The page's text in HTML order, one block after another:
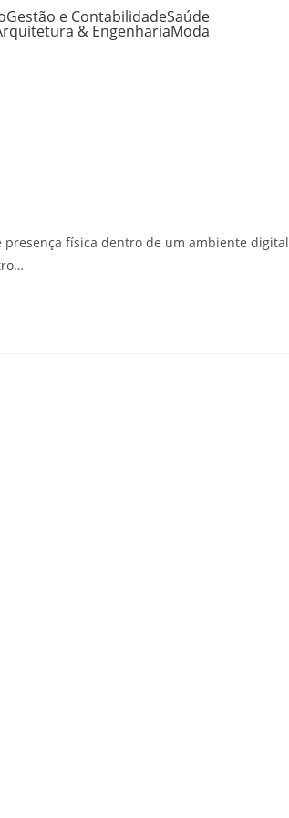
Gestão e ContabilidadeSaúde
& EngenhariaModa
presença física dentro de um ambiente digital